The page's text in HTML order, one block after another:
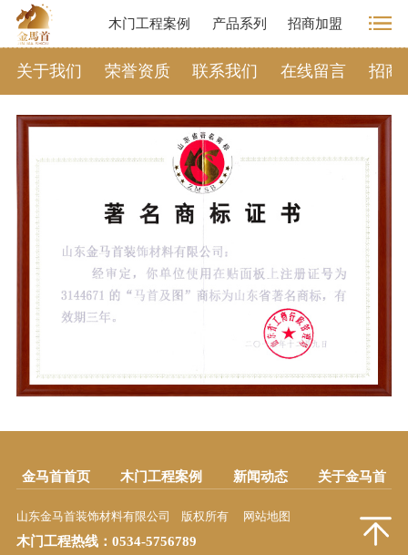
木门工程案例 产品系列 招商加盟
关于我们 荣誉资质 联系我们 在线留言 招商
金马首首页 木门工程案例 新闻动态 关于金马首
山东金马首装饰材料有限公司 版权所有 网站地图
木门工程热线： 0534-5756789